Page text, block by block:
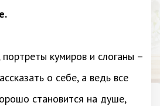
кумиров и слоганы –
о себе, а ведь все
становится на душе,